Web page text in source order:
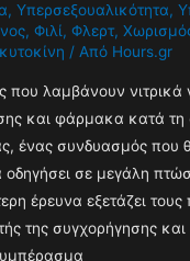
,Υπερσεξουαλικότητα,
,Φιλί,Φλερτ,
/ Από Hours.gr
που λαμβάνουν νιτρικά
και φάρμακα κατά τη
ένας συνδυασμός που
οδηγήσει σε μεγάλη
έρευνα εξετάζει
της συγχορήγησης